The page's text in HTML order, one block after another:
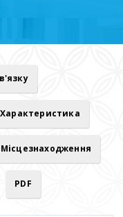
Характеристика
Місцезнаходження
PDF